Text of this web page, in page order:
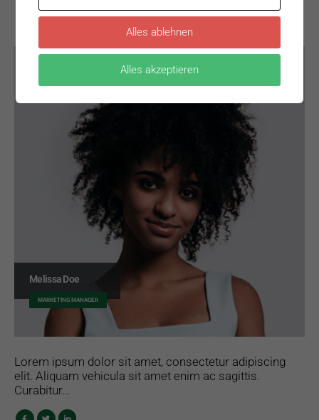
Melissa Doe
MARKETING MANAGER
Lorem ipsum dolor sit amet, consectetur adipiscing
elit. Aliquam vehicula sit amet enim ac sagittis.
Curabitur…
Alles ablehnen
Alles akzeptieren